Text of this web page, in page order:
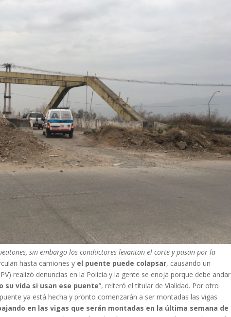
sin embargo los conductores levantan el corte y pasan por la
hasta camiones y el puente puede colapsar, causando un
realizó denuncias en la Policía y la gente se enoja porque debe andar
su vida si usan ese puente”, reiteró el titular de Vialidad. Por otro
ya está hecha y pronto comenzarán a ser montadas las vigas
en las vigas que serán montadas en la última semana de